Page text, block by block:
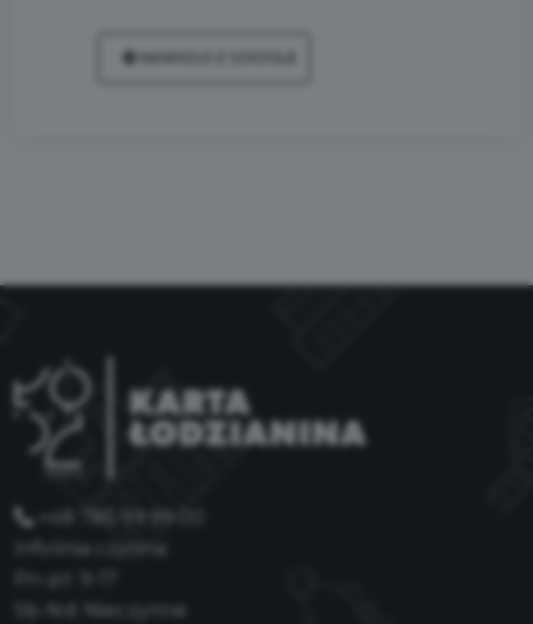
+48 785 99 99 00
Infolinia czynna:
Sb-Nd: Nieczynne